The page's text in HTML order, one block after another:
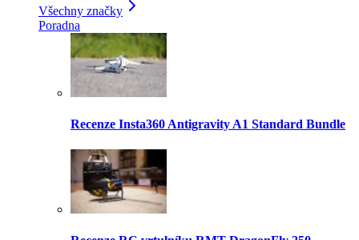
Všechny značky
Poradna
Recenze Insta360 Antigravity A1 Standard Bundle